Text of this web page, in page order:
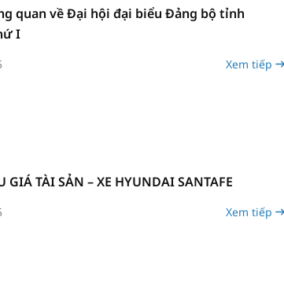
quan về Đại hội đại biểu Đảng bộ tỉnh
I
Xem tiếp
GIÁ TÀI SẢN – XE HYUNDAI SANTAFE
Xem tiếp